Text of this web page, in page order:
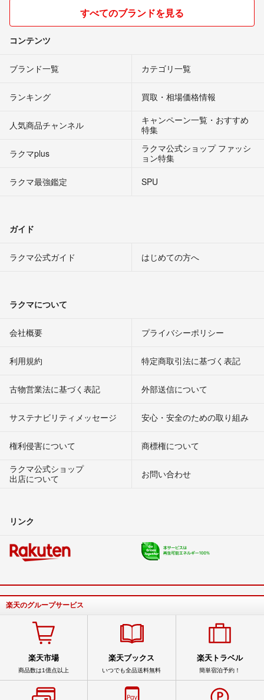
すべてのブランドを見る
コンテンツ
ブランド一覧 カテゴリ一覧
ランキング 買取・相場価格情報
人気商品チャンネル
キャンペーン一覧・おすすめ
特集
ラクマplus
ラクマ公式ショップ ファッシ
ョン特集
ラクマ最強鑑定
SPU
ガイド
ラクマ公式ガイド はじめての方へ
ラクマについて
会社概要 プライバシーポリシー
利用規約 特定商取引法に基づく表記
古物営業法に基づく表記 外部送信について
サステナビリティメッセージ 安心・安全のための取り組み
権利侵害について
商標権について
ラクマ公式ショップ
出店について
お問い合わせ
リンク
楽天のグループサービス
楽天市場
商品数は1億点以上
楽天ブックス
いつでも全品送料無料
楽天トラベル
簡単宿泊予約！